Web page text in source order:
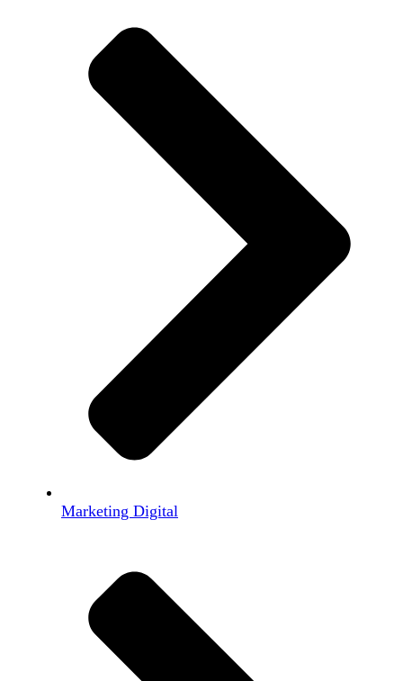
Marketing Digital